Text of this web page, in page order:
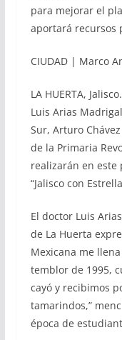
para mejorar el
aportará recursos
CIUDAD | Marco
LA HUERTA,
Luis Arias
Sur, Arturo
de la Primaria
realizarán en este
“Jalisco con
El doctor Luis
de La Huerta
Mexicana me
temblor de 1995,
cayó y recibimos
tamarindos,”
época de